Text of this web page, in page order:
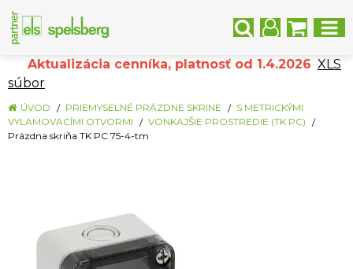
Aktualizácia cenníka, platnosť od 1.4.2026 XLS
súbor
ÚVOD PRIEMYSELNÉ PRÁZDNE SKRINE
S METRICKÝMI
VYLAMOVACÍMI OTVORMI
VONKAJŠIE PROSTREDIE (TK PC)
Prázdna skriňa TK PC 75-4-tm